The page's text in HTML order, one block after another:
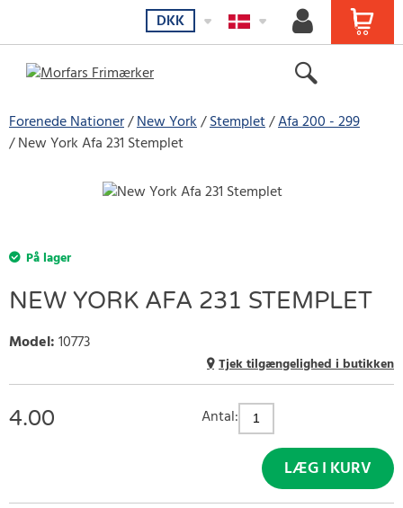
DKK
Forenede Nationer New York Stemplet Afa 200 - 299
New York Afa 231 Stemplet
På lager
NEW YORK AFA 231 STEMPLET
Model:10773
Tjek tilgængelighed i butikken
4.00 Antal:
LÆG I KURV